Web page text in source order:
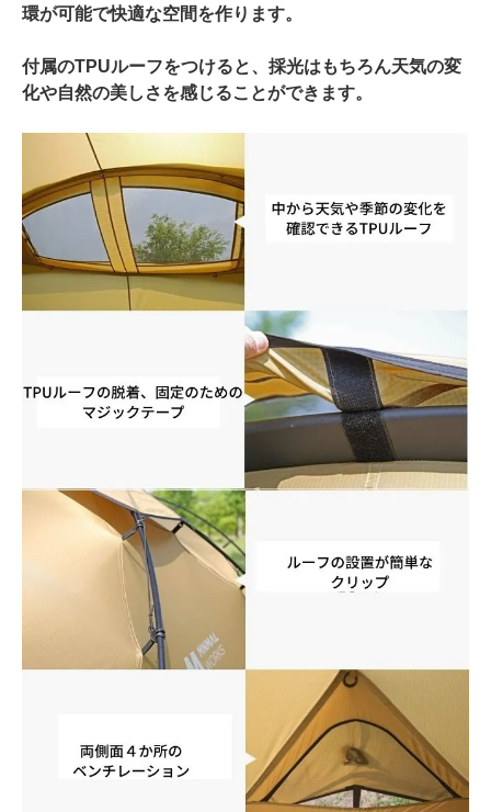
環が可能で快適な空間を作ります。
付属のTPUルーフをつけると、採光はもちろん天気の変
化や自然の美しさを感じることができます。